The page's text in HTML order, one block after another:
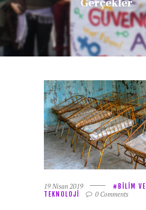
19 Nisan 2019
BILIM VE
TEKNOLOJI
0 Comments